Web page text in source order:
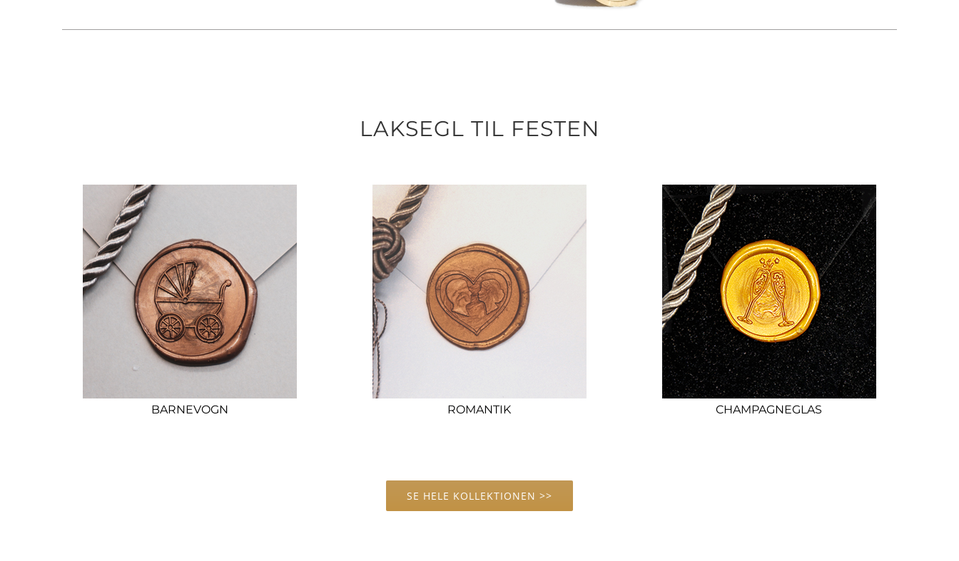
LAKSEGL TIL FESTEN
BARNEVOGN ROMANTIK CHAMPAGNEGLAS
SE HELE KOLLEKTIONEN >>